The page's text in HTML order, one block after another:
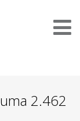
2.462